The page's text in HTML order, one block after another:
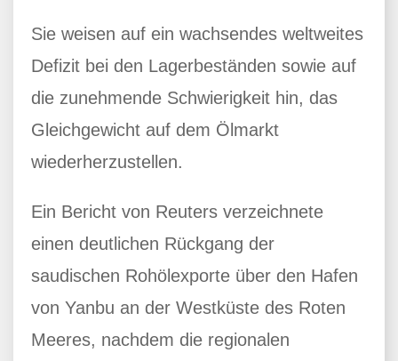
Sie weisen auf ein wachsendes weltweites
Defizit bei den Lagerbeständen sowie auf
die zunehmende Schwierigkeit hin, das
Gleichgewicht auf dem Ölmarkt
wiederherzustellen.
Ein Bericht von Reuters verzeichnete
einen deutlichen Rückgang der
saudischen Rohölexporte über den Hafen
von Yanbu an der Westküste des Roten
Meeres, nachdem die regionalen